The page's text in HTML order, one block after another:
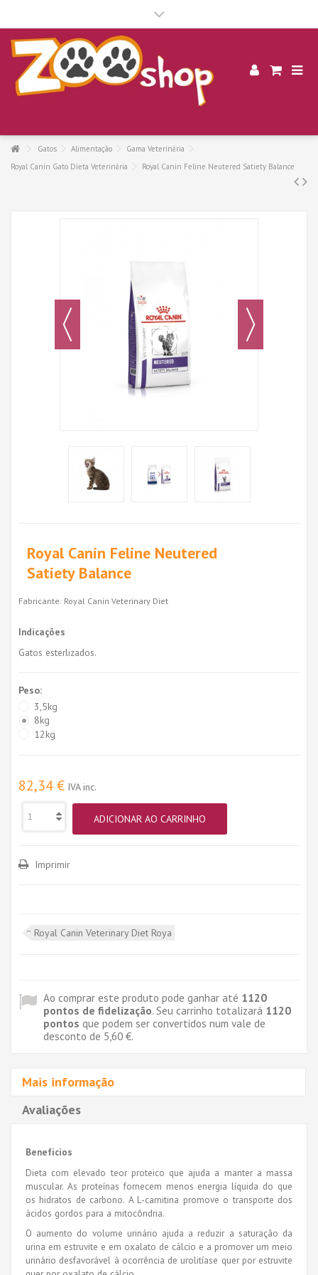
Gatos Alimentação
Gama Veterinária
Royal Canin Gato Dieta Veterinária
Royal Canin Feline Neutered Satiety Balance
Royal Canin Feline Neutered
Satiety Balance
Fabricante: Royal Canin Veterinary Diet
Indicações
Gatos esterlizados.
Peso:
3,5kg
8kg
12kg
82,34 € IVA inc.
ADICIONAR AO CARRINHO
Imprimir
Royal Canin Veterinary Diet Roya
Ao comprar este produto pode ganhar até 1120
pontos de fidelização. Seu carrinho totalizará 1120
pontos que podem ser convertidos num vale de
desconto de 5,60 €.
Mais informação
Avaliações
Benefícios
Dieta com elevado teor proteico que ajuda a manter a massa
muscular. As proteínas fornecem menos energia líquida do que
os hidratos de carbono. A L-carnitina promove o transporte dos
ácidos gordos para a mitocôndria.
O aumento do volume urinário ajuda a reduzir a saturação da
urina em estruvite e em oxalato de cálcio e a promover um meio
urinário desfavorável à ocorrência de urolitíase quer por estruvite